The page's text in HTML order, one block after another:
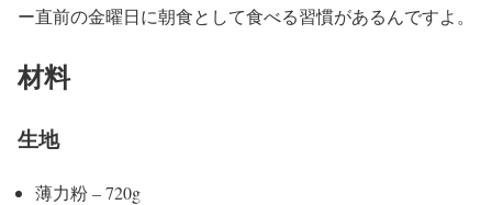
ー直前の金曜日に朝食として食べる習慣があるんですよ。
材料
生地
薄力粉 – 720g